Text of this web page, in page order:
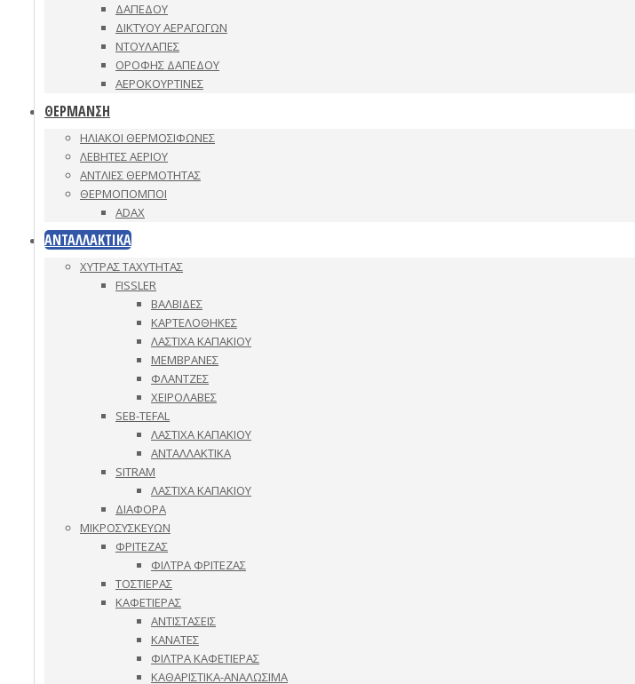
ΔΑΠΕΔΟΥ
ΔΙΚΤΥΟΥ ΑΕΡΑΓΩΓΩΝ
ΝΤΟΥΛΑΠΕΣ
ΟΡΟΦΗΣ ΔΑΠΕΔΟΥ
ΑΕΡΟΚΟΥΡΤΙΝΕΣ
ΘΕΡΜΑΝΣΗ
ΗΛΙΑΚΟΙ ΘΕΡΜΟΣΙΦΩΝΕΣ
ΛΕΒΗΤΕΣ ΑΕΡΙΟΥ
ΑΝΤΛΙΕΣ ΘΕΡΜΟΤΗΤΑΣ
ΘΕΡΜΟΠΟΜΠΟΙ
ADAX
ΑΝΤΑΛΛΑΚΤΙΚΑ
ΧΥΤΡΑΣ ΤΑΧΥΤΗΤΑΣ
FISSLER
ΒΑΛΒΙΔΕΣ
ΚΑΡΤΕΛΟΘΗΚΕΣ
ΛΑΣΤΙΧΑ ΚΑΠΑΚΙΟΥ
ΜΕΜΒΡΑΝΕΣ
ΦΛΑΝΤΖΕΣ
ΧΕΙΡΟΛΑΒΕΣ
SEB-TEFAL
ΛΑΣΤΙΧΑ ΚΑΠΑΚΙΟΥ
ΑΝΤΑΛΛΑΚΤΙΚΑ
SITRAM
ΛΑΣΤΙΧΑ ΚΑΠΑΚΙΟΥ
ΔΙΑΦΟΡΑ
ΜΙΚΡΟΣΥΣΚΕΥΩΝ
ΦΡΙΤΕΖΑΣ
ΦΙΛΤΡΑ ΦΡΙΤΕΖΑΣ
ΤΟΣΤΙΕΡΑΣ
ΚΑΦΕΤΙΕΡΑΣ
ΑΝΤΙΣΤΑΣΕΙΣ
ΚΑΝΑΤΕΣ
ΦΙΛΤΡΑ ΚΑΦΕΤΙΕΡΑΣ
ΚΑΘΑΡΙΣΤΙΚΑ-ΑΝΑΛΩΣΙΜΑ